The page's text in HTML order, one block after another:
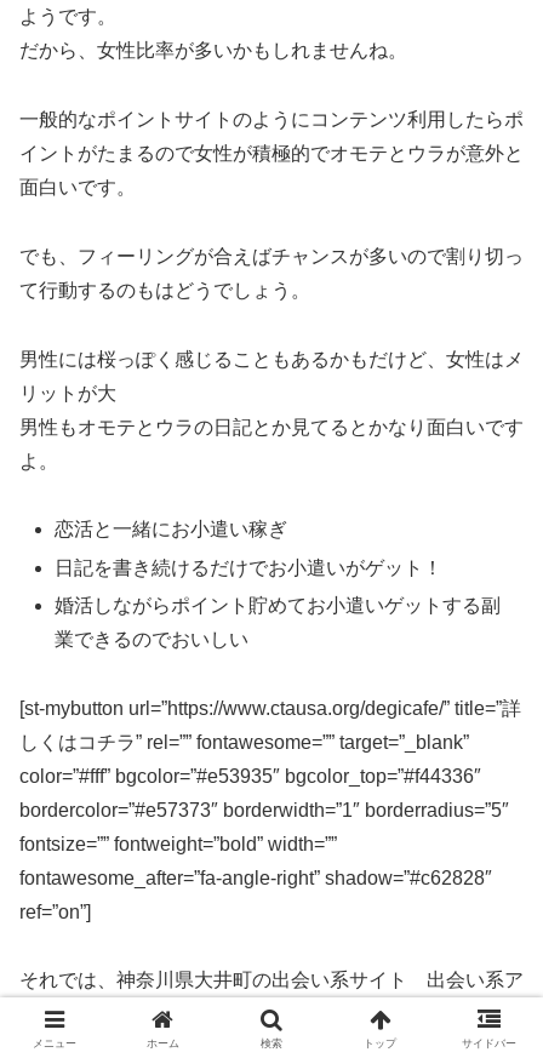
ようです。
だから、女性比率が多いかもしれませんね。
一般的なポイントサイトのようにコンテンツ利用したらポ
イントがたまるので女性が積極的でオモテとウラが意外と
面白いです。
でも、フィーリングが合えばチャンスが多いので割り切っ
て行動するのもはどうでしょう。
男性には桜っぽく感じることもあるかもだけど、女性はメ
リットが大
男性もオモテとウラの日記とか見てるとかなり面白いです
よ。
恋活と一緒にお小遣い稼ぎ
日記を書き続けるだけでお小遣いがゲット！
婚活しながらポイント貯めてお小遣いゲットする副
業できるのでおいしい
[st-mybutton url=”https://www.ctausa.org/degicafe/” title=”詳
しくはコチラ” rel=”” fontawesome=”” target=”_blank”
color=”#fff” bgcolor=”#e53935″ bgcolor_top=”#f44336″
bordercolor=”#e57373″ borderwidth=”1″ borderradius=”5″
fontsize=”” fontweight=”bold” width=””
fontawesome_after=”fa-angle-right” shadow=”#c62828″
ref=”on”]
それでは、神奈川県大井町の出会い系サイト 出会い系ア
プリを実際に使ってみた感想などを解説します。
メニュー ホーム 検索 トップ サイドバー